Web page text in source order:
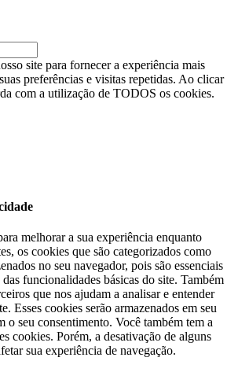
site para fornecer a experiência mais
preferências e visitas repetidas. Ao clicar
com a utilização de TODOS os cookies.
melhorar a sua experiência enquanto
os cookies que são categorizados como
no seu navegador, pois são essenciais
funcionalidades básicas do site. Também
que nos ajudam a analisar e entender
Esses cookies serão armazenados em seu
o seu consentimento. Você também tem a
cookies. Porém, a desativação de alguns
sua experiência de navegação.